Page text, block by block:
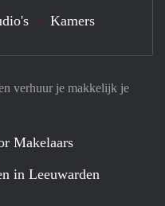
verhuur je makkelijk je
Makelaars
in Leeuwarden
Kamers